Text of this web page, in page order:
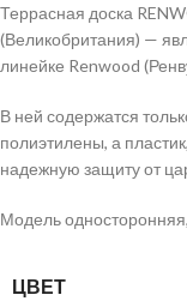
Террасная доска
(Великобритания) —
линейке Renwood
В ней содержатся
полиэтилены, а
надежную защиту от
Модель
ЦВЕТ